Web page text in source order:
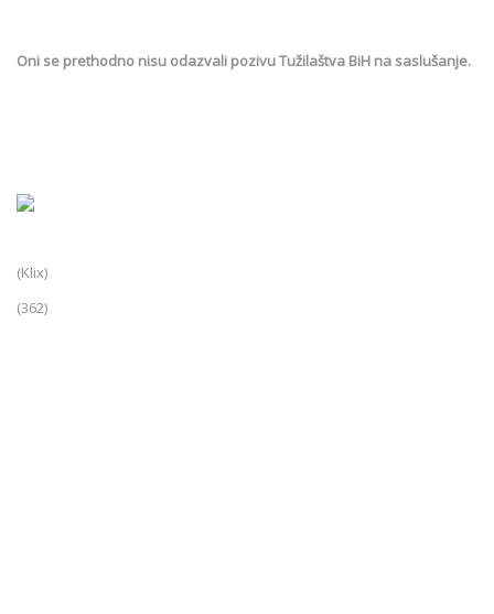
Oni se prethodno nisu odazvali pozivu Tužilaštva BiH na saslušanje.
(Klix)
(362)